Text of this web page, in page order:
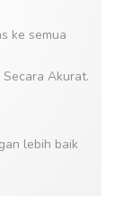
ke semua
Secara Akurat.
lebih baik